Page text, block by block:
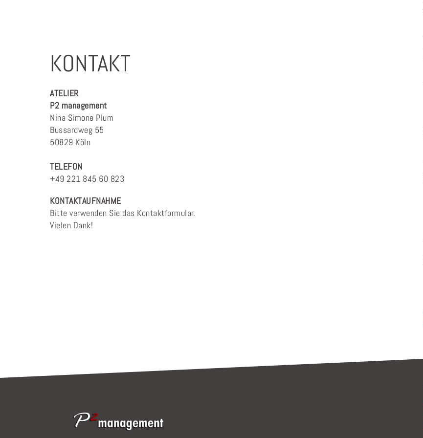
KONTAKT
ATELIER
P2 management
Nina Simone Plum
Bussardweg 55
50829 Köln
TELEFON
+49 221 845 60 823
KONTAKTAUFNAHME
Bitte verwenden Sie das Kontaktformular.
Vielen Dank!